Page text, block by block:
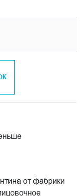
от фабрики